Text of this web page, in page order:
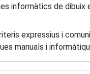
informàtics de dibuix
expressius i
manuals i